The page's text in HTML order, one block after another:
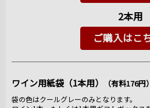
2本用
ご購入はこ
ワイン用紙袋（1本用） （有料176円）
袋の色はクールグレーのみとなります。